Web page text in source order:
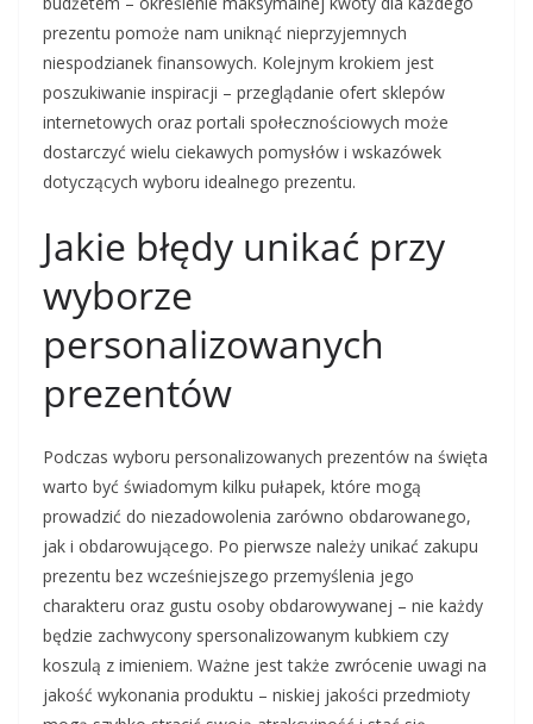
prezentu pomoże nam uniknąć nieprzyjemnych
niespodzianek finansowych. Kolejnym krokiem jest
poszukiwanie inspiracji – przeglądanie ofert sklepów
internetowych oraz portali społecznościowych może
dostarczyć wielu ciekawych pomysłów i wskazówek
dotyczących wyboru idealnego prezentu.
Jakie błędy unikać przy
wyborze
personalizowanych
prezentów
Podczas wyboru personalizowanych prezentów na święta
warto być świadomym kilku pułapek, które mogą
prowadzić do niezadowolenia zarówno obdarowanego,
jak i obdarowującego. Po pierwsze należy unikać zakupu
prezentu bez wcześniejszego przemyślenia jego
charakteru oraz gustu osoby obdarowywanej – nie każdy
będzie zachwycony spersonalizowanym kubkiem czy
koszulą z imieniem. Ważne jest także zwrócenie uwagi na
jakość wykonania produktu – niskiej jakości przedmioty